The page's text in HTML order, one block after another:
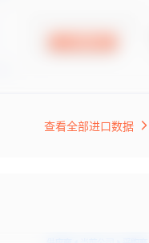
查看全部进口数据